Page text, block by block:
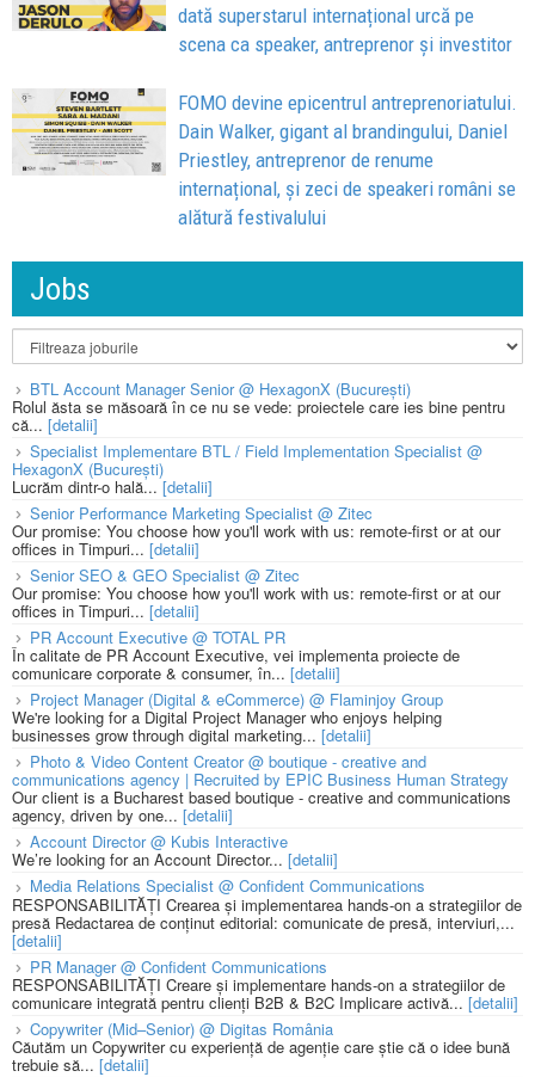
dată superstarul internațional urcă pe
scena ca speaker, antreprenor și investitor
FOMO devine epicentrul antreprenoriatului.
Dain Walker, gigant al brandingului, Daniel
Priestley, antreprenor de renume
internațional, și zeci de speakeri români se
alătură festivalului
Jobs
BTL Account Manager Senior @ HexagonX (București)
Rolul ăsta se măsoară în ce nu se vede: proiectele care ies bine pentru
că... [detalii]
Specialist Implementare BTL / Field Implementation Specialist @
HexagonX (București)
Lucrăm dintr-o hală...[detalii]
Senior Performance Marketing Specialist @ Zitec
Our promise: You choose how you'll work with us: remote-first or at our
offices in Timpuri... [detalii]
Senior SEO & GEO Specialist @ Zitec
Our promise: You choose how you'll work with us: remote-first or at our
offices in Timpuri... [detalii]
PR Account Executive @ TOTAL PR
În calitate de PR Account Executive, vei implementa proiecte de
comunicare corporate & consumer, în... [detalii]
Project Manager (Digital & eCommerce) @ Flaminjoy Group
We're looking for a Digital Project Manager who enjoys helping
businesses grow through digital marketing... [detalii]
Photo & Video Content Creator @ boutique - creative and
communications agency | Recruited by EPIC Business Human Strategy
Our client is a Bucharest based boutique - creative and communications
agency, driven by one... [detalii]
Account Director @ Kubis Interactive
We’re looking for an Account Director... [detalii]
Media Relations Specialist @ Confident Communications
RESPONSABILITĂȚI Crearea și implementarea hands-on a strategiilor de
presă Redactarea de conținut editorial: comunicate de presă, interviuri,...
[detalii]
PR Manager @ Confident Communications
RESPONSABILITĂȚI Creare și implementare hands-on a strategiilor de
comunicare integrată pentru clienți B2B & B2C Implicare activă... [detalii]
Copywriter (Mid–Senior) @ Digitas România
Căutăm un Copywriter cu experiență de agenție care știe că o idee bună
trebuie să... [detalii]